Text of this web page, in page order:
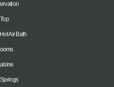
Top
Air Bath